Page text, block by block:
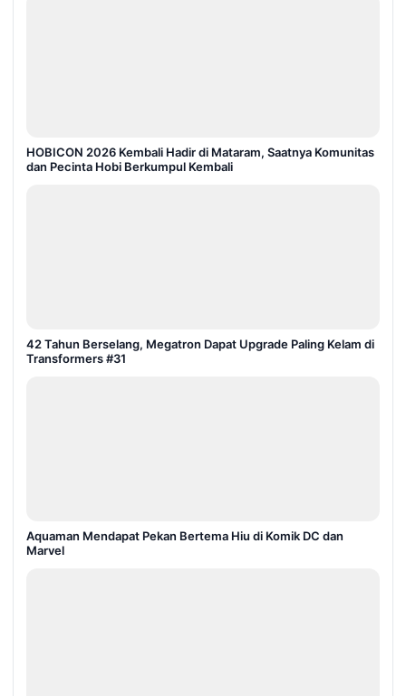
HOBICON 2026 Kembali Hadir di Mataram, Saatnya Komunitas
dan Pecinta Hobi Berkumpul Kembali
42 Tahun Berselang, Megatron Dapat Upgrade Paling Kelam di
Transformers #31
Aquaman Mendapat Pekan Bertema Hiu di Komik DC dan
Marvel